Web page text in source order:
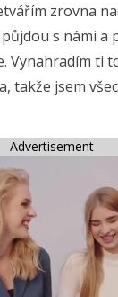
zrovna
s námi a
Vynahradím ti
takže jsem
Advertisement